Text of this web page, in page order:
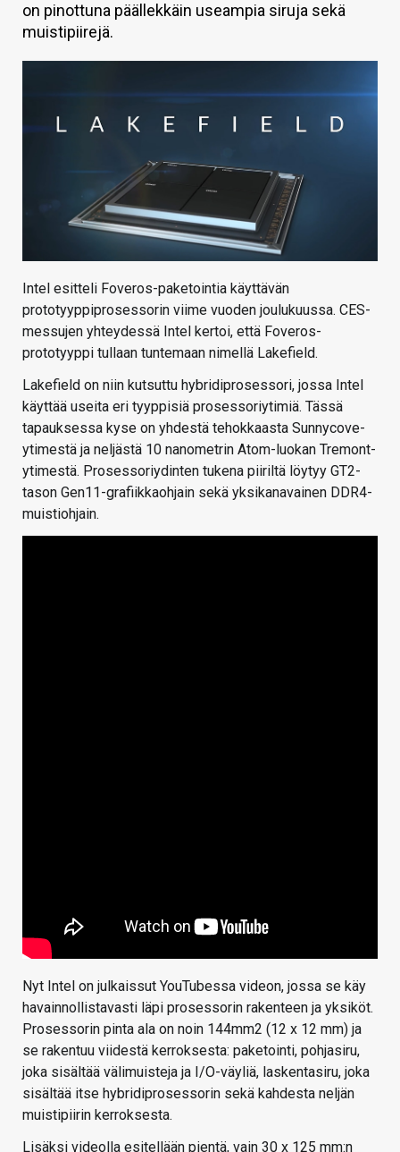
KAUPPA
on pinottuna päällekkäin useampia siruja sekä
muistipiirejä.
Intel esitteli Foveros-paketointia käyttävän
prototyyppiprosessorin viime vuoden joulukuussa. CES-
messujen yhteydessä Intel kertoi, että Foveros-
prototyyppi tullaan tuntemaan nimellä Lakefield.
Lakefield on niin kutsuttu hybridiprosessori, jossa Intel
käyttää useita eri tyyppisiä prosessoriytimiä. Tässä
tapauksessa kyse on yhdestä tehokkaasta Sunnycove-
ytimestä ja neljästä 10 nanometrin Atom-luokan Tremont-
ytimestä. Prosessoriydinten tukena piiriltä löytyy GT2-
tason Gen11-grafiikkaohjain sekä yksikanavainen DDR4-
muistiohjain.
Nyt Intel on julkaissut YouTubessa videon, jossa se käy
havainnollistavasti läpi prosessorin rakenteen ja yksiköt.
Prosessorin pinta ala on noin 144mm2 (12 x 12 mm) ja
se rakentuu viidestä kerroksesta: paketointi, pohjasiru,
joka sisältää välimuisteja ja I/O-väyliä, laskentasiru, joka
sisältää itse hybridiprosessorin sekä kahdesta neljän
muistipiirin kerroksesta.
Lisäksi videolla esitellään pientä, vain 30 x 125 mm:n